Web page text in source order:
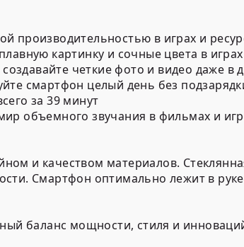
в играх и
картинку и сочные цвета в
четкие фото и видео даже в
смартфон целый день без
за 39 минут
объемного звучания в фильмах и
и качеством материалов.
Смартфон оптимально лежит в
баланс мощности, стиля и